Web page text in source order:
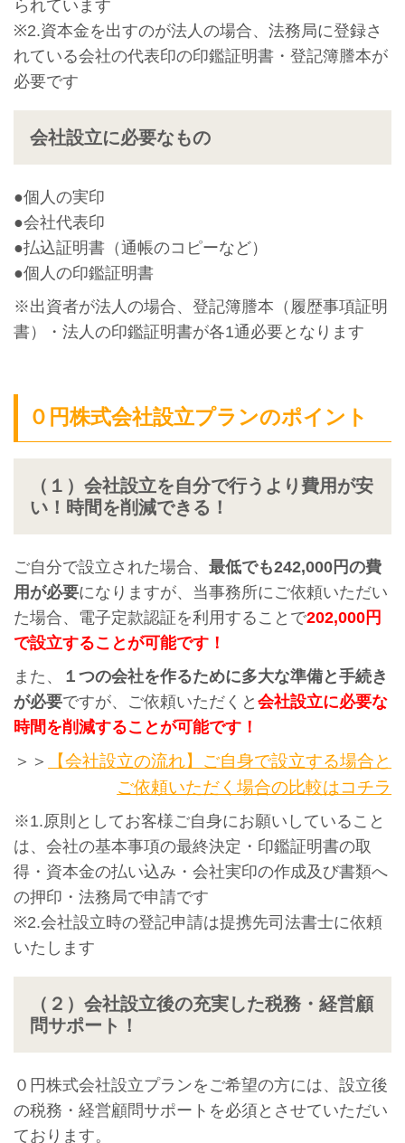
られています
※2.資本金を出すのが法人の場合、法務局に登録さ
れている会社の代表印の印鑑証明書・登記簿謄本が
必要です
会社設立に必要なもの
●個人の実印
●会社代表印
●払込証明書（通帳のコピーなど）
●個人の印鑑証明書
※出資者が法人の場合、登記簿謄本（履歴事項証明
書）・法人の印鑑証明書が各1通必要となります
０円株式会社設立プランのポイント
（１）会社設立を自分で行うより費用が安
い！時間を削減できる！
ご自分で設立された場合、 最低でも242,000円の費
用が必要になりますが、当事務所にご依頼いただい
た場合、電子定款認証を利用することで202,000円
で設立することが可能です！
また、
１つの会社を作るために多大な準備と手続き
が必要ですが、ご依頼いただくと 会社設立に必要な
時間を削減することが可能です！
＞＞
【会社設立の流れ】ご自身で設立する場合と
ご依頼いただく場合の比較はコチラ
※1.原則としてお客様ご自身にお願いしていること
は、会社の基本事項の最終決定・印鑑証明書の取
得・資本金の払い込み・会社実印の作成及び書類へ
の押印・法務局で申請です
※2.会社設立時の登記申請は提携先司法書士に依頼
いたします
（２）会社設立後の充実した税務・経営顧
問サポート！
０円株式会社設立プランをご希望の方には、設立後
の税務・経営顧問サポートを必須とさせていただい
ております。